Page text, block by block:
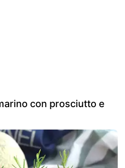
con prosciutto e